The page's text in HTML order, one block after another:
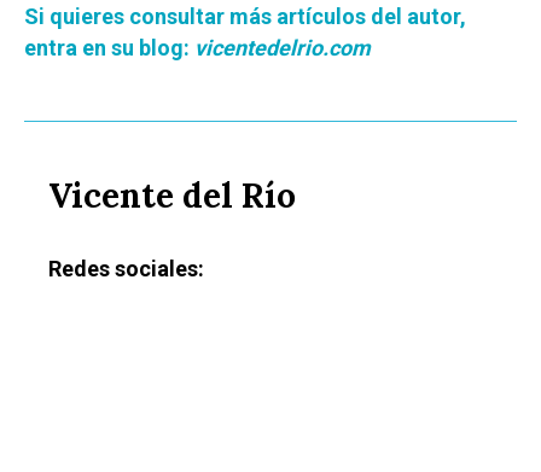
Si quieres consultar más artículos del autor,
entra en su blog: vicentedelrio.com
Vicente del Río
Redes sociales: